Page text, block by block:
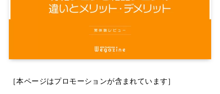
［本ページはプロモーションが含まれています］